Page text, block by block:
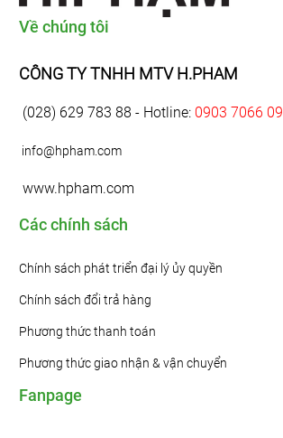
Về chúng tôi
CÔNG TY TNHH MTV H.PHAM
(028) 629 783 88 - Hotline: 0903 7066 09
info@hpham.com
www.hpham.com
Các chính sách
Chính sách phát triển đại lý ủy quyền
Chính sách đổi trả hàng
Phương thức thanh toán
Phương thức giao nhận & vận chuyển
Fanpage